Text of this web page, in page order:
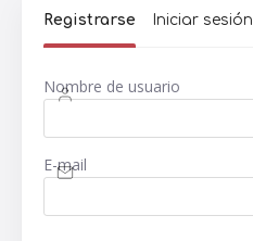
Registrarse Iniciar sesión
Nombre de usuario
E-mail